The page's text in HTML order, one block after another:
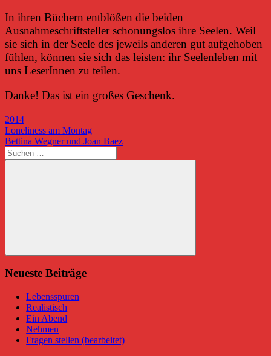
In ihren Büchern entblößen die beiden
Ausnahmeschriftsteller schonungslos ihre Seelen. Weil
sie sich in der Seele des jeweils anderen gut aufgehoben
fühlen, können sie sich das leisten: ihr Seelenleben mit
uns LeserInnen zu teilen.
Danke! Das ist ein großes Geschenk.
2014
Beitragsnavigation
Vorheriger
Beitrag:
Loneliness am Montag
Nächster
Beitrag:
Bettina Wegner und Joan Baez
Suchen
nach:
Suchen
Neueste Beiträge
Lebensspuren
Realistisch
Ein Abend
Nehmen
Fragen stellen (bearbeitet)